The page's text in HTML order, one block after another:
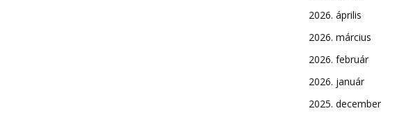
2026. április
2026. március
2026. február
2026. január
2025. december